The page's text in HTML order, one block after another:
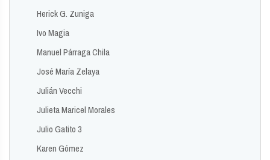
Herick G. Zuniga
Ivo Magia
Manuel Párraga Chila
José María Zelaya
Julián Vecchi
Julieta Maricel Morales
Julio Gatito 3
Karen Gómez